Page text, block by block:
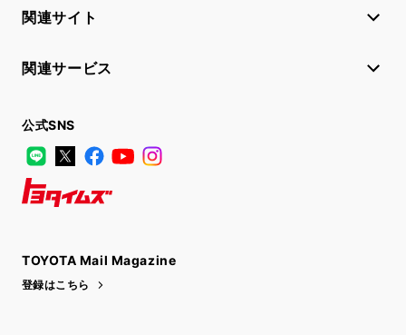
関連サイト
関連サービス
公式SNS
LINE
X FacebookYouTube
TOYOTA Mail Magazine
登録はこちら